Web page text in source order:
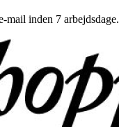
mail inden 7 arbejdsdage.